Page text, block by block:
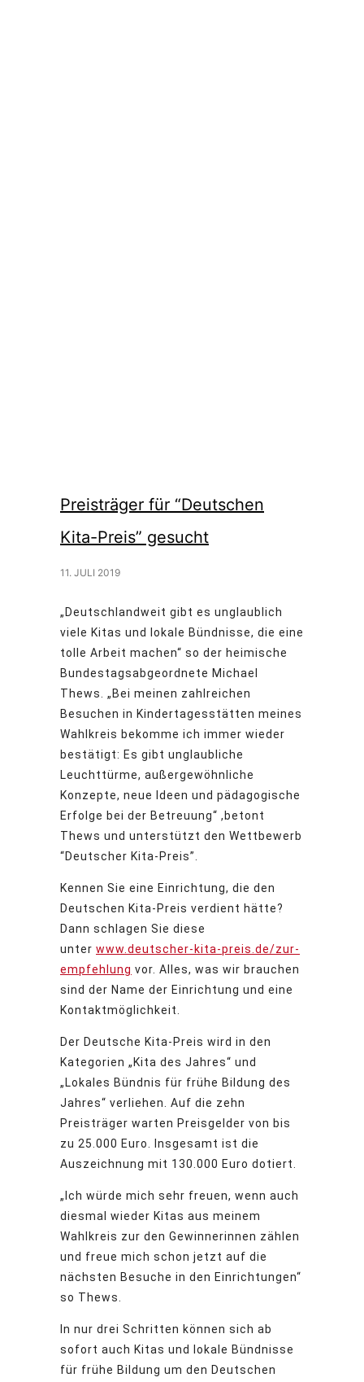
Preisträger für “Deutschen
Kita-Preis” gesucht
11. JULI 2019
„Deutschlandweit gibt es unglaublich
viele Kitas und lokale Bündnisse, die eine
tolle Arbeit machen“ so der heimische
Bundestagsabgeordnete Michael
Thews. „Bei meinen zahlreichen
Besuchen in Kindertagesstätten meines
Wahlkreis bekomme ich immer wieder
bestätigt: Es gibt unglaubliche
Leuchttürme, außergewöhnliche
Konzepte, neue Ideen und pädagogische
Erfolge bei der Betreuung“ ,betont
Thews und unterstützt den Wettbewerb
“Deutscher Kita-Preis”.
Kennen Sie eine Einrichtung, die den
Deutschen Kita-Preis verdient hätte?
Dann schlagen Sie diese
unter www.deutscher-kita-preis.de/zur-
empfehlung vor. Alles, was wir brauchen
sind der Name der Einrichtung und eine
Kontaktmöglichkeit.
Der Deutsche Kita-Preis wird in den
Kategorien „Kita des Jahres“ und
„Lokales Bündnis für frühe Bildung des
Jahres“ verliehen. Auf die zehn
Preisträger warten Preisgelder von bis
zu 25.000 Euro. Insgesamt ist die
Auszeichnung mit 130.000 Euro dotiert.
„Ich würde mich sehr freuen, wenn auch
diesmal wieder Kitas aus meinem
Wahlkreis zur den Gewinnerinnen zählen
und freue mich schon jetzt auf die
nächsten Besuche in den Einrichtungen“
so Thews.
In nur drei Schritten können sich ab
sofort auch Kitas und lokale Bündnisse
für frühe Bildung um den Deutschen